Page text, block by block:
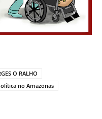
O RALHO
no Amazonas